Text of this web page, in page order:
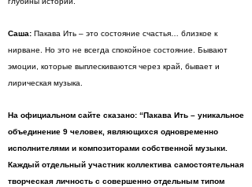
Саша: Пакава Ить – это состояние счастья… близкое к
нирване. Но это не всегда спокойное состояние. Бывают
эмоции, которые выплескиваются через край, бывает и
лирическая музыка.
На официальном сайте сказано: “Пакава Ить – уникальное
объединение 9 человек, являющихся одновременно
исполнителями и композиторами собственной музыки.
Каждый отдельный участник коллектива самостоятельная
творческая личность с совершенно отдельным типом